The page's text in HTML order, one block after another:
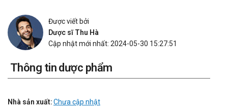
Được viết bởi
Dược sĩ Thu Hà
Cập nhật mới nhất: 2024-05-30 15:27:51
Thông tin dược phẩm
Nhà sản xuất:Chưa cập nhật